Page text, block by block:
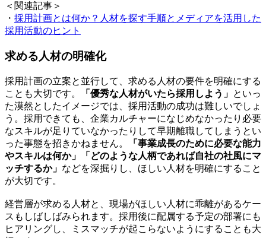
＜関連記事＞
・ 採用計画とは何か？人材を探す手順とメディアを活用した
採用活動のヒント
求める人材の明確化
採用計画の立案と並行して、求める人材の要件を明確にする
ことも大切です。
「優秀な人材がいたら採用しよう」 といっ
た漠然としたイメージでは、採用活動の成功は難しいでしょ
う。採用できても、企業カルチャーになじめなかったり必要
なスキルが足りていなかったりして早期離職してしまうとい
った事態を招きかねません。
「事業成長のために必要な能力
やスキルは何か」「どのような人柄であれば自社の社風にマ
ッチするか」 などを深掘りし、ほしい人材を明確にすること
が大切です。
経営層が求める人材と、現場がほしい人材に乖離があるケー
スもしばしばみられます。採用後に配属する予定の部署にも
ヒアリングし、ミスマッチが起こらないようにすることも大